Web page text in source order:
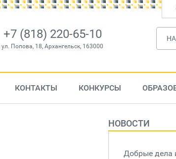
+7 (818) 220-65-10
ул. Попова, 18, Архангельск, 163000
КОНТАКТЫ КОНКУРСЫ
НОВОСТИ
Добрые дела